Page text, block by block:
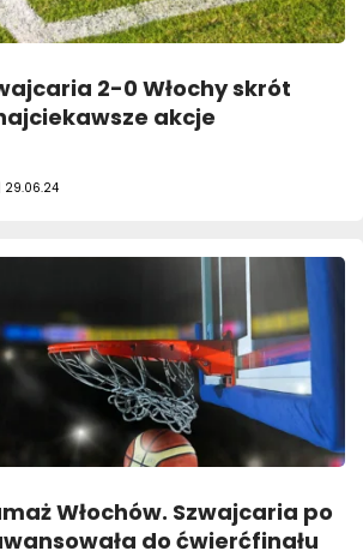
2-0 Włochy skrót
akcje
| 29.06.24
Włochów. Szwajcaria po
do ćwierćfinału